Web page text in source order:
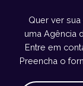
Quer ver
uma Agência
Entre em
Preencha o